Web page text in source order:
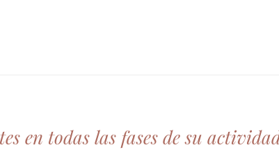
en todas las fases de su